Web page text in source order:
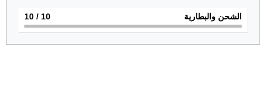
الشحن والبطارية 10
/ 10